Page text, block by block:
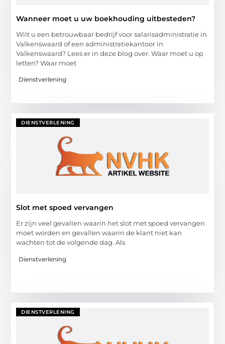
Wanneer moet u uw boekhouding uitbesteden?
Wilt u een betrouwbaar bedrijf voor salarisadministratie in
Valkenswaard of een administratiekantoor in
Valkenswaard? Lees er in deze blog over. Waar moet u op
letten? Waar moet
Dienstverlening
DIENSTVERLENING
Slot met spoed vervangen
Er zijn veel gevallen waarin het slot met spoed vervangen
moet worden en gevallen waarin de klant niet kan
wachten tot de volgende dag. Als
Dienstverlening
DIENSTVERLENING